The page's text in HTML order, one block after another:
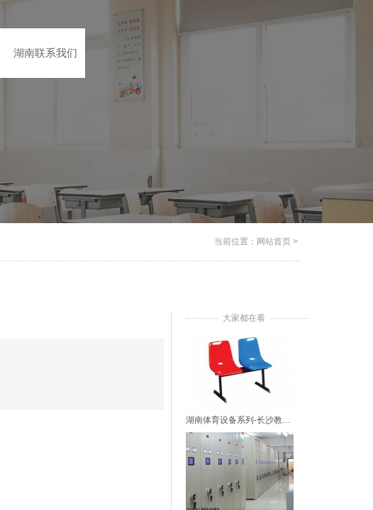
湖南联系我们
当前位置： 网站首页 >
大家都在看
湖南体育设备系列-长沙教学仪器厂家